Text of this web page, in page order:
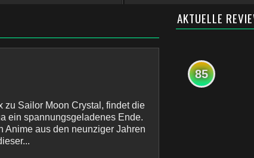
zu Sailor Moon Crystal, findet die
ein spannungsgeladenes Ende.
Anime aus den neunziger Jahren
AKTUELLE
85